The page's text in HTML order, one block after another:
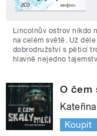
Lincolnův ostrov nikdo
na celém světě. Už
dobrodružství s pěticí
hlavně nejedno
O čem
Koupit